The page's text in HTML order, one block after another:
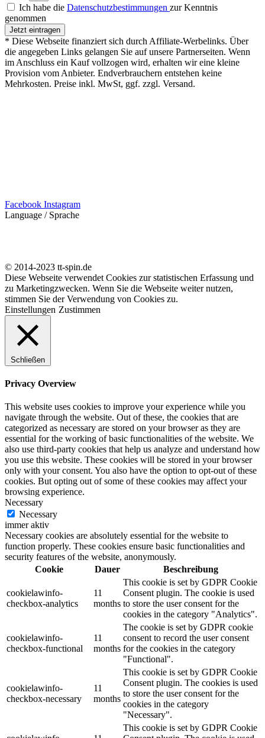
Ich habe die Datenschutzbestimmungen zur Kenntnis
genommen
Jetzt eintragen
* Diese Webseite finanziert sich durch Affiliate-Werbelinks. Über
die angegeben Links gelangen Sie auf unsere Partnerseiten. Wenn
im Anschluss ein Kauf vollzogen wird, erhalten wir eine kleine
Provision vom Anbieter. Endverbrauchern entstehen keine
Mehrkosten. Preise inkl. MwSt, ggf. zzgl. Versand.
Facebook Instagram
Language / Sprache
© 2014-2023 tt-spin.de
Diese Webseite verwendet Cookies zur statistischen Erfassung und
zu Marketingzwecken. Wenn Sie die Webseite weiter nutzen,
stimmen Sie der Verwendung von Cookies zu.
Einstellungen Zustimmen
Schließen
Privacy Overview
This website uses cookies to improve your experience while you
navigate through the website. Out of these, the cookies that are
categorized as necessary are stored on your browser as they are
essential for the working of basic functionalities of the website. We
also use third-party cookies that help us analyze and understand how
you use this website. These cookies will be stored in your browser
only with your consent. You also have the option to opt-out of these
cookies. But opting out of some of these cookies may affect your
browsing experience.
Necessary
Necessary
immer aktiv
Necessary cookies are absolutely essential for the website to
function properly. These cookies ensure basic functionalities and
security features of the website, anonymously.
Cookie
Dauer Beschreibung
cookielawinfo-
checkbox-analytics
11
months
This cookie is set by GDPR Cookie
Consent plugin. The cookie is used
to store the user consent for the
cookies in the category "Analytics".
cookielawinfo-
checkbox-functional
11
months
The cookie is set by GDPR cookie
consent to record the user consent
for the cookies in the category
"Functional".
cookielawinfo-
checkbox-necessary
11
months
This cookie is set by GDPR Cookie
Consent plugin. The cookies is used
to store the user consent for the
cookies in the category
"Necessary".
This cookie is set by GDPR Cookie